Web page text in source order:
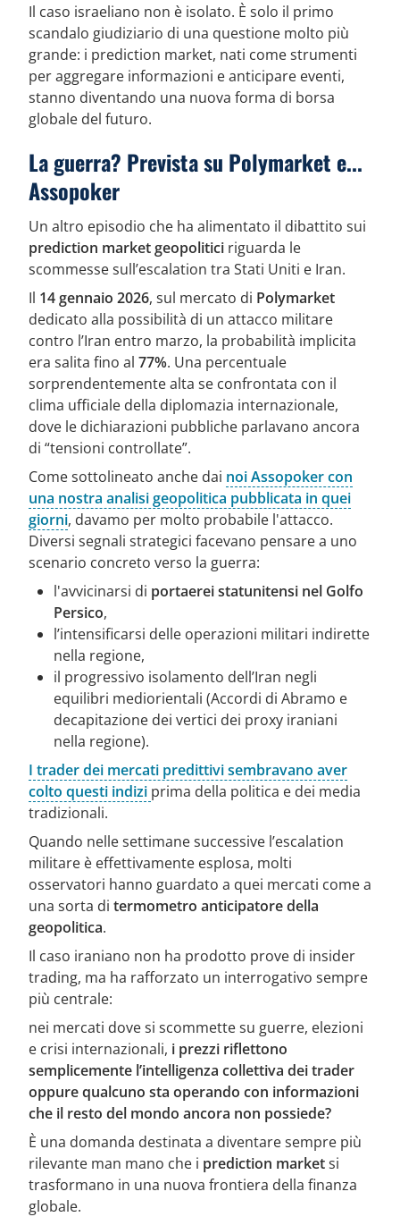
Il caso israeliano non è isolato. È solo il primo
scandalo giudiziario di una questione molto più
grande: i prediction market, nati come strumenti
per aggregare informazioni e anticipare eventi,
stanno diventando una nuova forma di borsa
globale del futuro.
La guerra? Prevista su Polymarket e...
Assopoker
Un altro episodio che ha alimentato il dibattito sui
prediction market geopolitici riguarda le
scommesse sull’escalation tra Stati Uniti e Iran.
Il 14 gennaio 2026, sul mercato di Polymarket
dedicato alla possibilità di un attacco militare
contro l’Iran entro marzo, la probabilità implicita
era salita fino al 77%. Una percentuale
sorprendentemente alta se confrontata con il
clima ufficiale della diplomazia internazionale,
dove le dichiarazioni pubbliche parlavano ancora
di “tensioni controllate”.
Come sottolineato anche dai noi Assopoker con
una nostra analisi geopolitica pubblicata in quei
giorni, davamo per molto probabile l'attacco.
Diversi segnali strategici facevano pensare a uno
scenario concreto verso la guerra:
l'avvicinarsi di portaerei statunitensi nel Golfo
Persico,
l’intensificarsi delle operazioni militari indirette
nella regione,
il progressivo isolamento dell’Iran negli
equilibri mediorientali (Accordi di Abramo e
decapitazione dei vertici dei proxy iraniani
nella regione).
I trader dei mercati predittivi sembravano aver
colto questi indizi prima della politica e dei media
tradizionali.
Quando nelle settimane successive l’escalation
militare è effettivamente esplosa, molti
osservatori hanno guardato a quei mercati come a
una sorta di termometro anticipatore della
geopolitica.
Il caso iraniano non ha prodotto prove di insider
trading, ma ha rafforzato un interrogativo sempre
più centrale:
nei mercati dove si scommette su guerre, elezioni
e crisi internazionali, i prezzi riflettono
semplicemente l’intelligenza collettiva dei trader
oppure qualcuno sta operando con informazioni
che il resto del mondo ancora non possiede?
È una domanda destinata a diventare sempre più
rilevante man mano che i prediction marketsi
trasformano in una nuova frontiera della finanza
globale.